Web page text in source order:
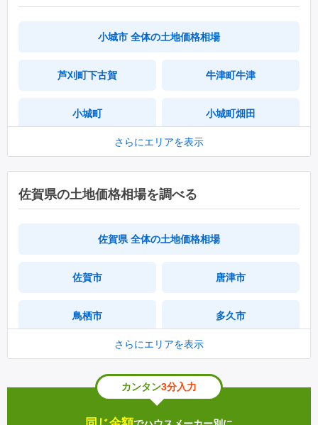
小城市 全体の土地価格相場
芦刈町下古賀 牛津町牛津
小城町 小城町畑田
牛津町上砥川
芦刈町三王崎
小城町船田 三日月町堀江
三日月町三ヶ島 芦刈町芦溝
さらにエリアを表示
佐賀県の土地価格相場を調べる
佐賀県 全体の土地価格相場
佐賀市 唐津市
鳥栖市 多久市
鹿島市 小城市
さらにエリアを表示
カンタン3分入力